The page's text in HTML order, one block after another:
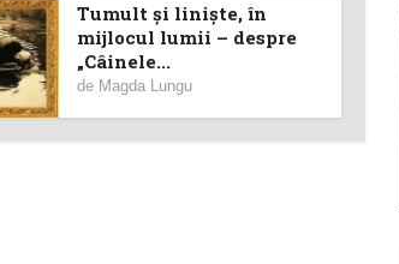
Tumult și liniște, în
mijlocul lumii – despre
„Câinele...
de Magda Lungu
Concurs de reportaj
literar pentru noile
generații...